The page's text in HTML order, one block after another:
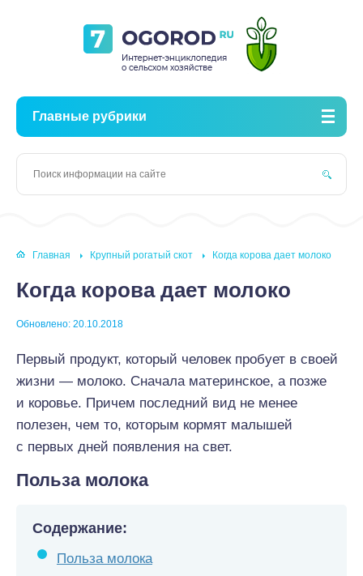
Главные рубрики
Главная Крупный рогатый скот Когда корова дает молоко
Когда корова дает молоко
Обновлено: 20.10.2018
Первый продукт, который человек пробует в своей
жизни — молоко. Сначала материнское, а позже
и коровье. Причем последний вид не менее
полезен, чем то, которым кормят малышей
с первых дней появления на свет.
Польза молока
Содержание:
Польза молока